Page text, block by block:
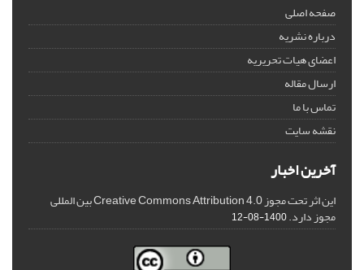
صفحه اصلی
درباره نشریه
اعضای هیات تحریریه
ارسال مقاله
تماس با ما
نقشه سایت
آخرین اخبار
این اثر تحت مجوز Creative Commons Attribution 4.0 بین المللی
مجوز دارد.1400-08-12